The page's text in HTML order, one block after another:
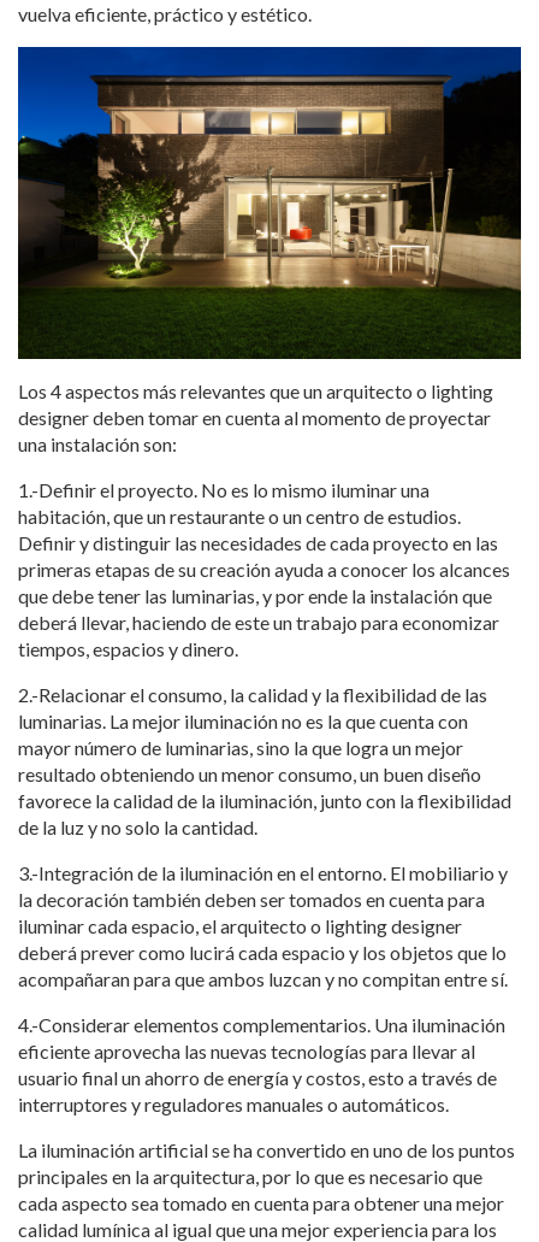
vuelva eficiente, práctico y estético.
Los 4 aspectos más relevantes que un arquitecto o lighting
designer deben tomar en cuenta al momento de proyectar
una instalación son:
1.-Definir el proyecto. No es lo mismo iluminar una
habitación, que un restaurante o un centro de estudios.
Definir y distinguir las necesidades de cada proyecto en las
primeras etapas de su creación ayuda a conocer los alcances
que debe tener las luminarias, y por ende la instalación que
deberá llevar, haciendo de este un trabajo para economizar
tiempos, espacios y dinero.
2.-Relacionar el consumo, la calidad y la flexibilidad de las
luminarias. La mejor iluminación no es la que cuenta con
mayor número de luminarias, sino la que logra un mejor
resultado obteniendo un menor consumo, un buen diseño
favorece la calidad de la iluminación, junto con la flexibilidad
de la luz y no solo la cantidad.
3.-Integración de la iluminación en el entorno. El mobiliario y
la decoración también deben ser tomados en cuenta para
iluminar cada espacio, el arquitecto o lighting designer
deberá prever como lucirá cada espacio y los objetos que lo
acompañaran para que ambos luzcan y no compitan entre sí.
4.-Considerar elementos complementarios. Una iluminación
eficiente aprovecha las nuevas tecnologías para llevar al
usuario final un ahorro de energía y costos, esto a través de
interruptores y reguladores manuales o automáticos.
La iluminación artificial se ha convertido en uno de los puntos
principales en la arquitectura, por lo que es necesario que
cada aspecto sea tomado en cuenta para obtener una mejor
calidad lumínica al igual que una mejor experiencia para los